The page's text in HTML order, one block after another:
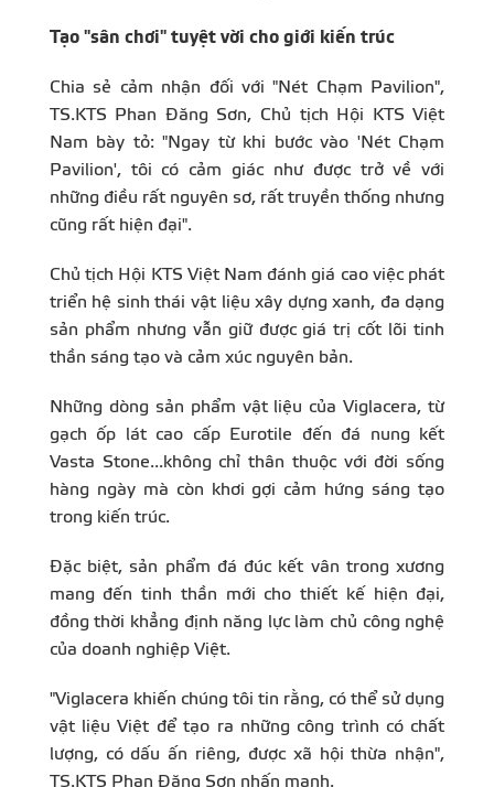
Tạo "sân chơi" tuyệt vời cho giới kiến trúc
Chia sẻ cảm nhận đối với "Nét Chạm Pavilion",
TS.KTS Phan Đăng Sơn, Chủ tịch
Hội KTS Việt
Nam bày tỏ: "Ngay từ khi bước vào 'Nét Chạm
Pavilion', tôi có cảm giác như được trở về với
những điều rất nguyên sơ, rất truyền thống nhưng
cũng rất hiện đại".
Chủ tịch Hội KTS Việt Nam đánh giá cao việc phát
triển hệ sinh thái vật liệu xây dựng xanh, đa dạng
sản phẩm nhưng vẫn giữ được giá trị cốt lõi tinh
thần sáng tạo và cảm xúc nguyên bản.
Những dòng sản phẩm vật liệu của Viglacera, từ
gạch ốp lát cao cấp Eurotile đến đá nung kết
Vasta Stone...không chỉ thân thuộc với đời sống
hàng ngày mà còn khơi gợi cảm hứng sáng tạo
trong kiến trúc.
Đặc biệt, sản phẩm đá đúc kết vân trong xương
mang đến tinh thần mới cho thiết kế hiện đại,
đồng thời khẳng định năng lực làm chủ công nghệ
của doanh nghiệp Việt.
"Viglacera khiến chúng tôi tin rằng, có thể sử dụng
vật liệu Việt để tạo ra những công trình có chất
lượng, có dấu ấn riêng, được xã hội thừa nhận",
TS.KTS Phan Đăng Sơn nhấn mạnh.